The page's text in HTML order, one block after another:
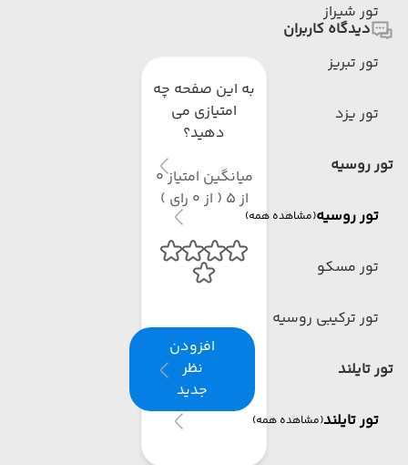
تور شیراز
تور تبریز
تور یزد
تور روسیه
تور روسیه(مشاهده همه)
تور مسکو
تور ترکیبی روسیه
تور تایلند
تور تایلند(مشاهده همه)
دیدگاه کاربران
به این صفحه چه
امتیازی می
دهید؟
میانگین امتیاز 0
از 5 ( از 0 رای )
افزودن
نظر
جدید